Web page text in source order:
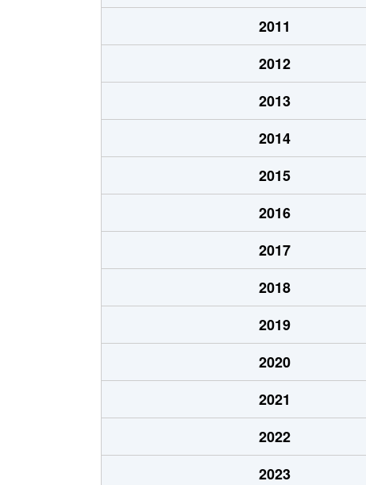
2011
2012
2013
2014
2015
2016
2017
2018
2019
2020
2021
2022
2023